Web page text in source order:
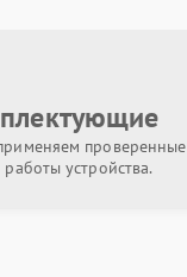
проверенные
устройства.